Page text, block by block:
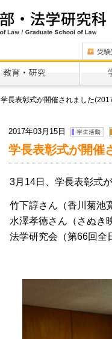
学長表彰式が開催されました
2017年03月15日
学長表彰式が開催
3月14日、学長表彰式
竹下諄さん（香川菊
水澤孝徳さん（さぬ
法学研究会（第66回